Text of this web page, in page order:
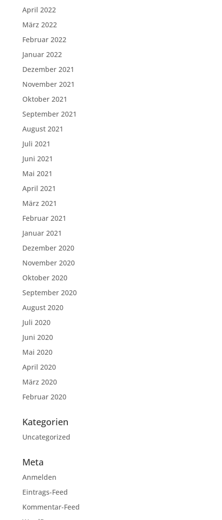
April 2022
März 2022
Februar 2022
Januar 2022
Dezember 2021
November 2021
Oktober 2021
September 2021
August 2021
Juli 2021
Juni 2021
Mai 2021
April 2021
März 2021
Februar 2021
Januar 2021
Dezember 2020
November 2020
Oktober 2020
September 2020
August 2020
Juli 2020
Juni 2020
Mai 2020
April 2020
März 2020
Februar 2020
Kategorien
Uncategorized
Meta
Anmelden
Eintrags-Feed
Kommentar-Feed